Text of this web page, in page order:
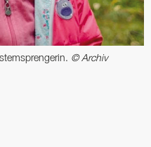
© Archiv